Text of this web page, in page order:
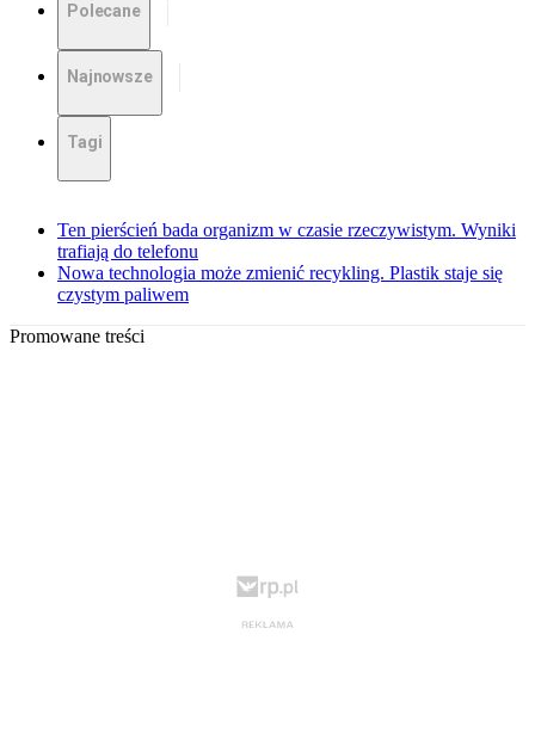
Polecane
Najnowsze
Tagi
Ten pierścień bada organizm w czasie rzeczywistym. Wyniki
trafiają do telefonu
Nowa technologia może zmienić recykling. Plastik staje się
czystym paliwem
Promowane treści